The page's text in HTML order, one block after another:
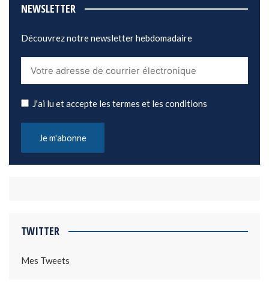
NEWSLETTER
Découvrez notre newsletter hebdomadaire
J'ai lu et accepte les termes et les conditions
TWITTER
Mes Tweets